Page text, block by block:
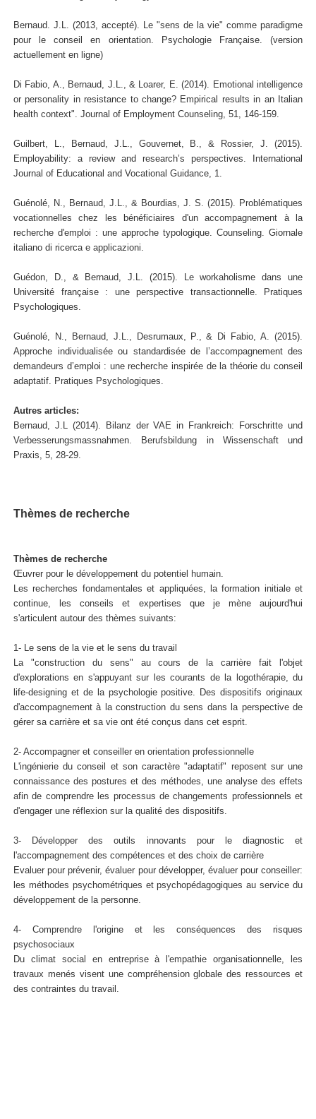
Bernaud. J.L. (2013, accepté). Le "sens de la vie" comme paradigme
pour le conseil en orientation. Psychologie Française. (version
actuellement en ligne)
Di Fabio, A., Bernaud, J.L., & Loarer, E. (2014). Emotional intelligence
or personality in resistance to change? Empirical results in an Italian
health context". Journal of Employment Counseling, 51, 146-159.
Guilbert, L., Bernaud, J.L., Gouvernet, B., & Rossier, J. (2015).
Employability: a review and research’s perspectives. International
Journal of Educational and Vocational Guidance, 1.
Guénolé, N., Bernaud, J.L., & Bourdias, J. S. (2015). Problématiques
vocationnelles chez les bénéficiaires d'un accompagnement à la
recherche d'emploi : une approche typologique. Counseling. Giornale
italiano di ricerca e applicazioni.
Guédon, D., & Bernaud, J.L. (2015). Le workaholisme dans une
Université française : une perspective transactionnelle. Pratiques
Psychologiques.
Guénolé, N., Bernaud, J.L., Desrumaux, P., & Di Fabio, A. (2015).
Approche individualisée ou standardisée de l’accompagnement des
demandeurs d’emploi : une recherche inspirée de la théorie du conseil
adaptatif. Pratiques Psychologiques.
Autres articles:
Bernaud, J.L (2014). Bilanz der VAE in Frankreich: Forschritte und
Verbesserungsmassnahmen. Berufsbildung in Wissenschaft und
Praxis, 5, 28-29.
Thèmes de recherche
Thèmes de recherche
Œuvrer pour le développement du potentiel humain.
Les recherches fondamentales et appliquées, la formation initiale et
continue, les conseils et expertises que je mène aujourd'hui
s'articulent autour des thèmes suivants:
1- Le sens de la vie et le sens du travail
La "construction du sens" au cours de la carrière fait l'objet
d'explorations en s'appuyant sur les courants de la logothérapie, du
life-designing et de la psychologie positive. Des dispositifs originaux
d'accompagnement à la construction du sens dans la perspective de
gérer sa carrière et sa vie ont été conçus dans cet esprit.
2- Accompagner et conseiller en orientation professionnelle
L'ingénierie du conseil et son caractère "adaptatif" reposent sur une
connaissance des postures et des méthodes, une analyse des effets
afin de comprendre les processus de changements professionnels et
d'engager une réflexion sur la qualité des dispositifs.
3- Développer des outils innovants pour le diagnostic et
l'accompagnement des compétences et des choix de carrière
Evaluer pour prévenir, évaluer pour développer, évaluer pour conseiller:
les méthodes psychométriques et psychopédagogiques au service du
développement de la personne.
4- Comprendre l'origine et les conséquences des risques
psychosociaux
Du climat social en entreprise à l'empathie organisationnelle, les
travaux menés visent une compréhension globale des ressources et
des contraintes du travail.